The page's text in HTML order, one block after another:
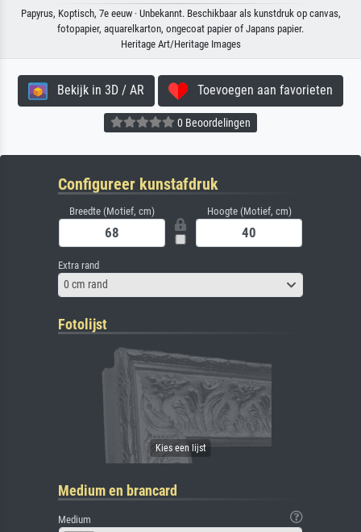
Papyrus, Koptisch, 7e eeuw · Unbekannt. Beschikbaar als kunstdruk op canvas,
fotopapier, aquarelkarton, ongecoat papier of Japans papier.
Heritage Art/Heritage Images
Bekijk in 3D / AR Toevoegen aan favorieten
0 Beoordelingen
Configureer kunstafdruk
Breedte (Motief, cm) Hoogte (Motief, cm)
Extra rand
0 cm rand
Fotolijst
Medium en brancard
Medium